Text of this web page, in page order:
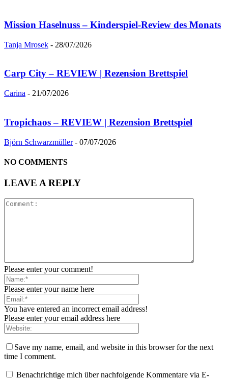
Mission Haselnuss – Kinderspiel-Review des Monats
Tanja Mrosek - 28/07/2026
Carp City – REVIEW | Rezension Brettspiel
Carina - 21/07/2026
Tropichaos – REVIEW | Rezension Brettspiel
Björn Schwarzmüller - 07/07/2026
NO COMMENTS
LEAVE A REPLY
Please enter your comment!
Please enter your name here
You have entered an incorrect email address!
Please enter your email address here
Save my name, email, and website in this browser for the next
time I comment.
Benachrichtige mich über nachfolgende Kommentare via E-